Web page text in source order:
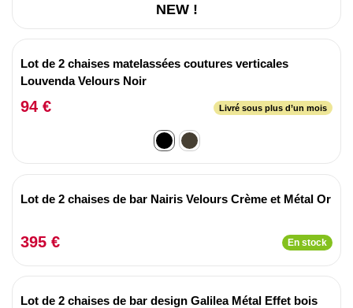
NEW !
Lot de 2 chaises matelassées coutures verticales
Louvenda Velours Noir
94 € Livré sous plus d’un mois
Lot de 2 chaises de bar Nairis Velours Crème et Métal Or
395 € En stock
Lot de 2 chaises de bar design Galilea Métal Effet bois